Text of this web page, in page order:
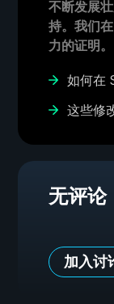
不断发展
持。我们在
力的证明。
如何在
这些修
无评论
加入讨